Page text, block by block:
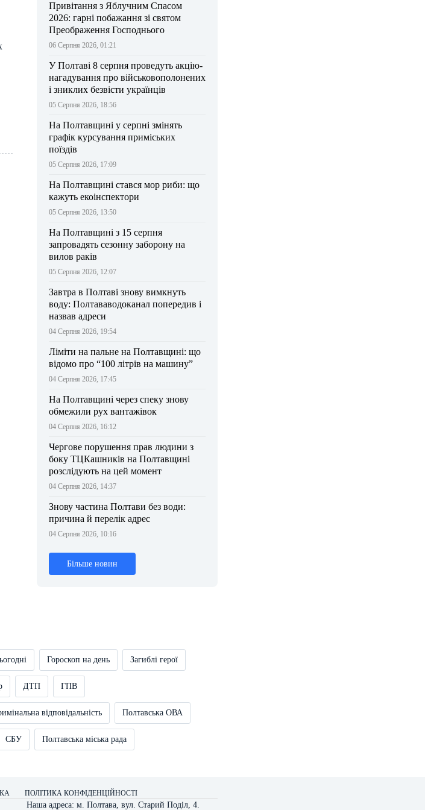
Привітання з Яблучним Спасом
2026: гарні побажання зі святом
Преображення Господнього
06 Серпня 2026, 01:21
У Полтаві 8 серпня проведуть акцію-
нагадування про військовополонених
і зниклих безвісти українців
05 Серпня 2026, 18:56
На Полтавщині у серпні змінять
графік курсування приміських
поїздів
05 Серпня 2026, 17:09
На Полтавщині стався мор риби: що
кажуть екоінспектори
05 Серпня 2026, 13:50
На Полтавщині з 15 серпня
запровадять сезонну заборону на
вилов раків
05 Серпня 2026, 12:07
Завтра в Полтаві знову вимкнуть
воду: Полтававодоканал попередив і
назвав адреси
04 Серпня 2026, 19:54
Ліміти на пальне на Полтавщині: що
відомо про “100 літрів на машину”
04 Серпня 2026, 17:45
На Полтавщині через спеку знову
обмежили рух вантажівок
04 Серпня 2026, 16:12
Чергове порушення прав людини з
боку ТЦКашників на Полтавщині
розслідують на цей момент
04 Серпня 2026, 14:37
Знову частина Полтави без води:
причина й перелік адрес
04 Серпня 2026, 10:16
Більше новин
Гороскоп на день Загиблі герої
ДТП ГПВ
відповідальність Полтавська ОВА
СБУ Полтавська міська рада
ПОЛІТИКА КОНФІДЕНЦІЙНОСТІ
Наша адреса: м. Полтава, вул. Старий Поділ, 4.